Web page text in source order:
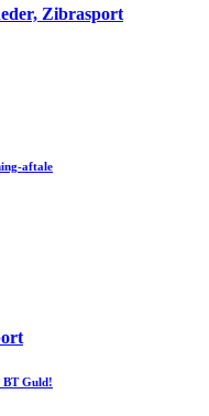
Zibrasport
aftale
BT Guld!